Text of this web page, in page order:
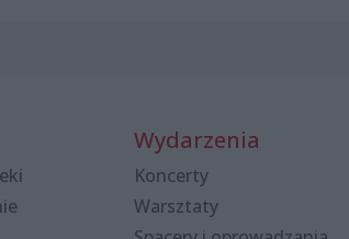
Wydarzenia
Koncerty
Warsztaty